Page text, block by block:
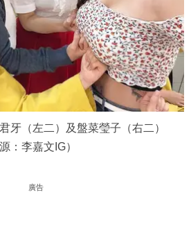
牙（左二）及盤菜瑩子（右二）
：李嘉文IG）
廣告